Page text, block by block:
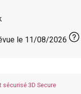
le 11/08/2026
sécurisé 3D Secure